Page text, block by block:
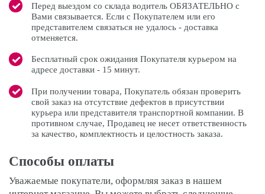
Перед выездом со склада водитель ОБЯЗАТЕЛЬНО с
Вами связывается. Если с Покупателем или его
представителем связаться не удалось - доставка
отменяется.
Бесплатный срок ожидания Покупателя курьером на
адресе доставки - 15 минут.
При получении товара, Покупатель обязан проверить
свой заказ на отсутствие дефектов в присутствии
курьера или представителя транспортной компании. В
противном случае, Продавец не несет ответственность
за качество, комплектность и целостность заказа.
Способы оплаты
Уважаемые покупатели, оформляя заказ в нашем